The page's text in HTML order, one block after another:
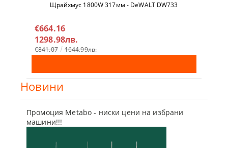
Щрайхмус 1800W 317мм - DeWALT DW733
€664.16
1298.98лв.
€841.07 1644.99лв.
Новини
Промоция Metabo - ниски цени на избрани
машини!!!